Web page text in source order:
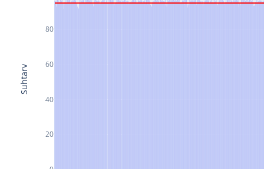
20
40
60
80
Suhtarv